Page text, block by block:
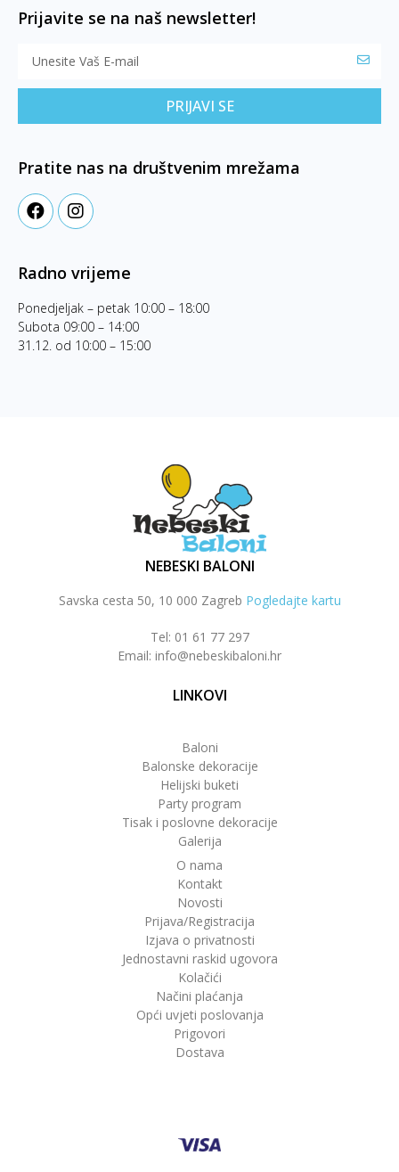
Prijavite se na naš newsletter!
PRIJAVI SE
Pratite nas na društvenim mrežama
Radno vrijeme
Ponedjeljak – petak 10:00 – 18:00
Subota 09:00 – 14:00
31.12. od 10:00 – 15:00
NEBESKI BALONI
Savska cesta 50, 10 000 Zagreb Pogledajte kartu
Tel: 01 61 77 297
Email: info@nebeskibaloni.hr
LINKOVI
Baloni
Balonske dekoracije
Helijski buketi
Party program
Tisak i poslovne dekoracije
Galerija
O nama
Kontakt
Novosti
Prijava/Registracija
Izjava o privatnosti
Jednostavni raskid ugovora
Kolačići
Načini plaćanja
Opći uvjeti poslovanja
Prigovori
Dostava